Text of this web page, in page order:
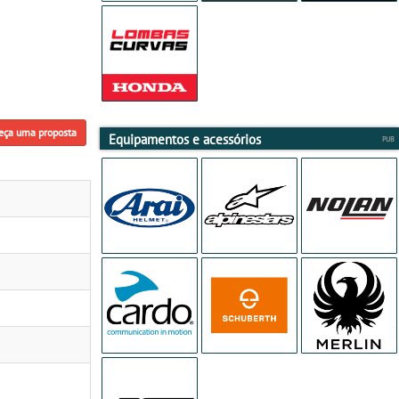
uma proposta Equipamentos e acessórios